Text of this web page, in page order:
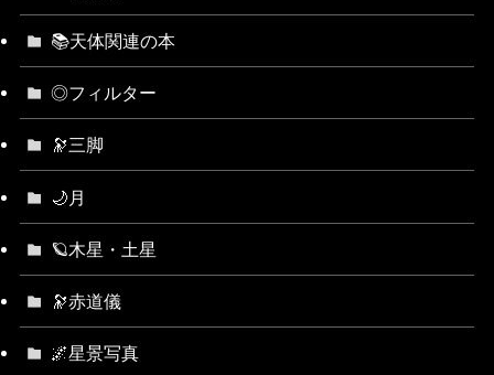
📚天体関連の本
◎フィルター
🔭三脚
🌙月
🪐木星・土星
🔭赤道儀
🌌星景写真